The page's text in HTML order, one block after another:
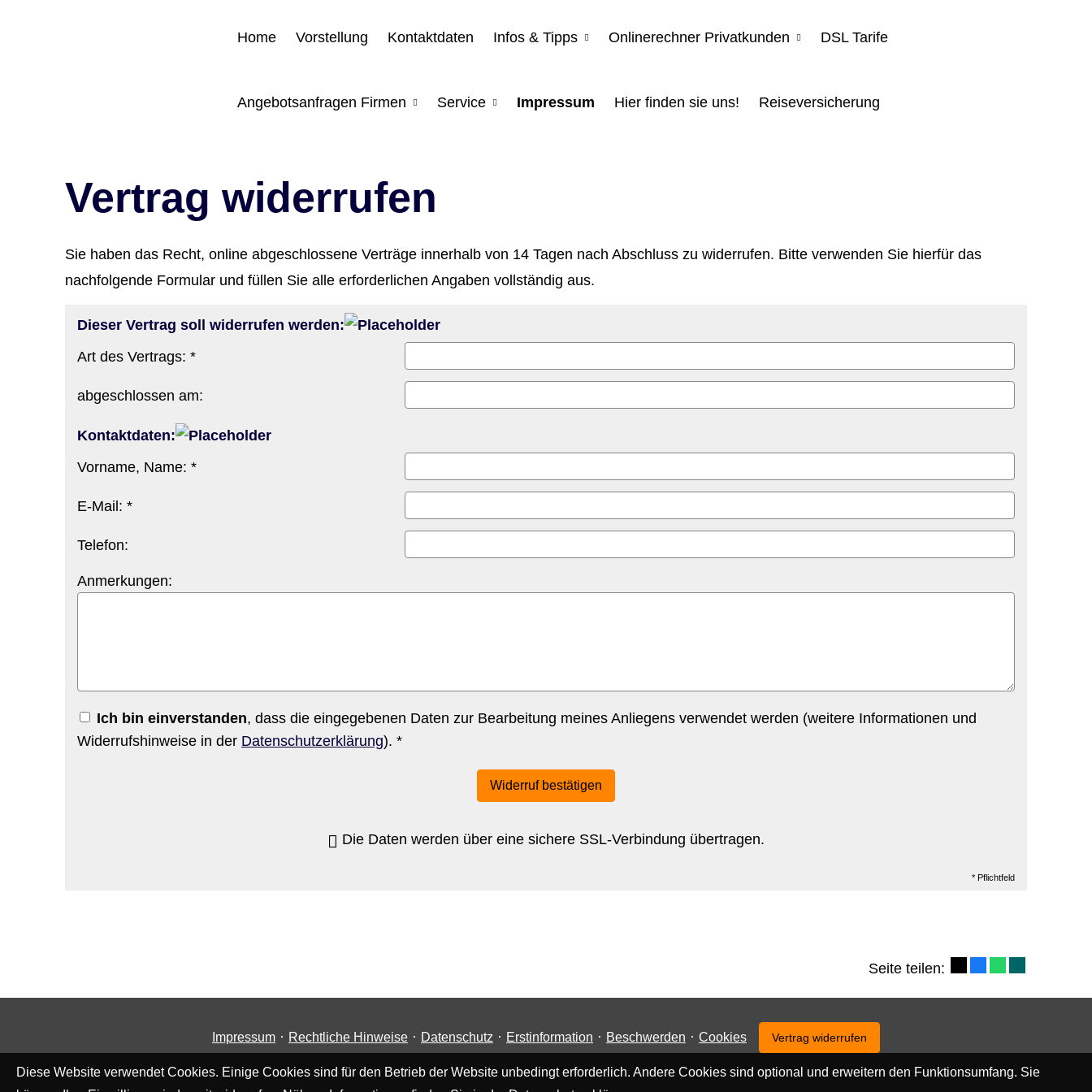
Home Vorstellung Kontaktdaten Infos & Tipps Onlinerechner Privatkunden DSL Tarife
Angebotsanfragen Firmen Service Impressum Hier finden sie uns! Reiseversicherung
Vertrag widerrufen
Sie haben das Recht, online abgeschlossene Verträge innerhalb von 14 Tagen nach Abschluss zu widerrufen. Bitte verwenden Sie hierfür das
nachfolgende Formular und füllen Sie alle erforderlichen Angaben vollständig aus.
Dieser Vertrag soll widerrufen werden:
Art des Vertrags: *
abgeschlossen am:
Kontaktdaten:
Vorname, Name: *
E-Mail: *
Telefon:
Anmerkungen:
Ich bin einverstanden, dass die eingegebenen Daten zur Bearbeitung meines Anliegens verwendet werden (weitere Informationen und
Widerrufshinweise in der Datenschutzerklärung). *
Widerruf bestätigen
Die Daten werden über eine sichere SSL-Verbindung übertragen.
* Pflichtfeld
Seite teilen:
Impressum · Rechtliche Hinweise · Datenschutz · Erstinformation · Beschwerden · Cookies Vertrag widerrufen
Diese Website verwendet Cookies. Einige Cookies sind für den Betrieb der Website unbedingt erforderlich. Andere Cookies sind optional und erweitern den Funktionsumfang. Sie